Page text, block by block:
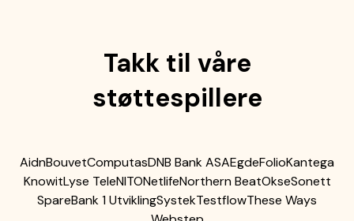
Takk til våre
støttespillere
AidnBouvetComputasDNB Bank ASAEgdeFolioKantega
KnowitLyse TeleNITONetlifeNorthern BeatOkseSonett
SpareBank 1 UtviklingSystekTestflowThese Ways